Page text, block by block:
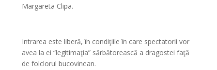
Margareta Clipa.
Intrarea este liberă, în condiţiile în care spectatorii vor
avea la ei “legitimaţia” sărbătorească a dragostei faţă
de folclorul bucovinean.